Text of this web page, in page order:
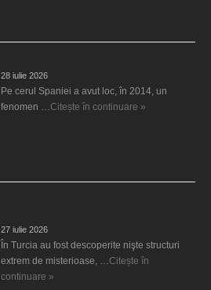
28 iulie 2026
Pe cerul Spaniei a avut loc, în 2014, un
fenomen … Citește în continuare »
27 iulie 2026
În Turcia au fost descoperite nişte structuri
extrem de misterioase, … Citește în
continuare »